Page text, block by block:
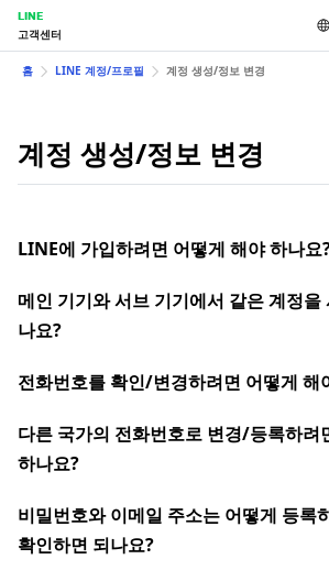
LINE
고객센터
홈 LINE 계정/프로필 계정 생성/정보 변경
계정 생성/정보 변경
LINE에 가입하려면 어떻게 해야 하나요
메인 기기와 서브 기기에서 같은 계정을
나요?
전화번호를 확인/변경하려면 어떻게 해
다른 국가의 전화번호로 변경/등록하려
하나요?
비밀번호와 이메일 주소는 어떻게 등록
확인하면 되나요?